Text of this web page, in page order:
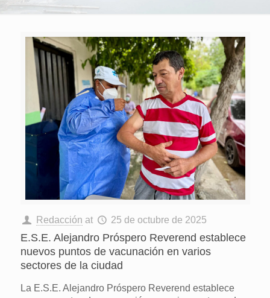
Redacción at 25 de octubre de 2025
E.S.E. Alejandro Próspero Reverend establece
nuevos puntos de vacunación en varios
sectores de la ciudad
La E.S.E. Alejandro Próspero Reverend establece